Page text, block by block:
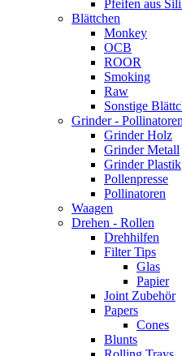
Pfeifen aus
Blättchen
Monkey
OCB
ROOR
Smoking
Raw
Sonstige
Grinder - Pollinatoren
Grinder Holz
Grinder Metall
Grinder Plastik
Pollenpresse
Pollinatoren
Waagen
Drehen - Rollen
Drehhilfen
Filter Tips
Glas
Papier
Joint Zubehör
Papers
Cones
Blunts